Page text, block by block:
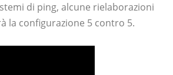
di ping, alcune rielaborazioni
la configurazione 5 contro 5.